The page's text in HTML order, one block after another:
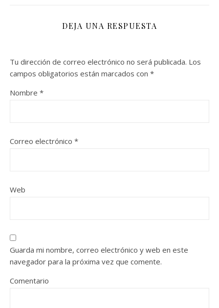
DEJA UNA RESPUESTA
Tu dirección de correo electrónico no será publicada. Los
campos obligatorios están marcados con *
Nombre *
Correo electrónico *
Web
Guarda mi nombre, correo electrónico y web en este
navegador para la próxima vez que comente.
Comentario